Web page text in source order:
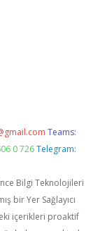
Teams:
0 726 Telegram:
Bilgi Teknolojileri
bir Yer Sağlayıcı
içerikleri proaktif